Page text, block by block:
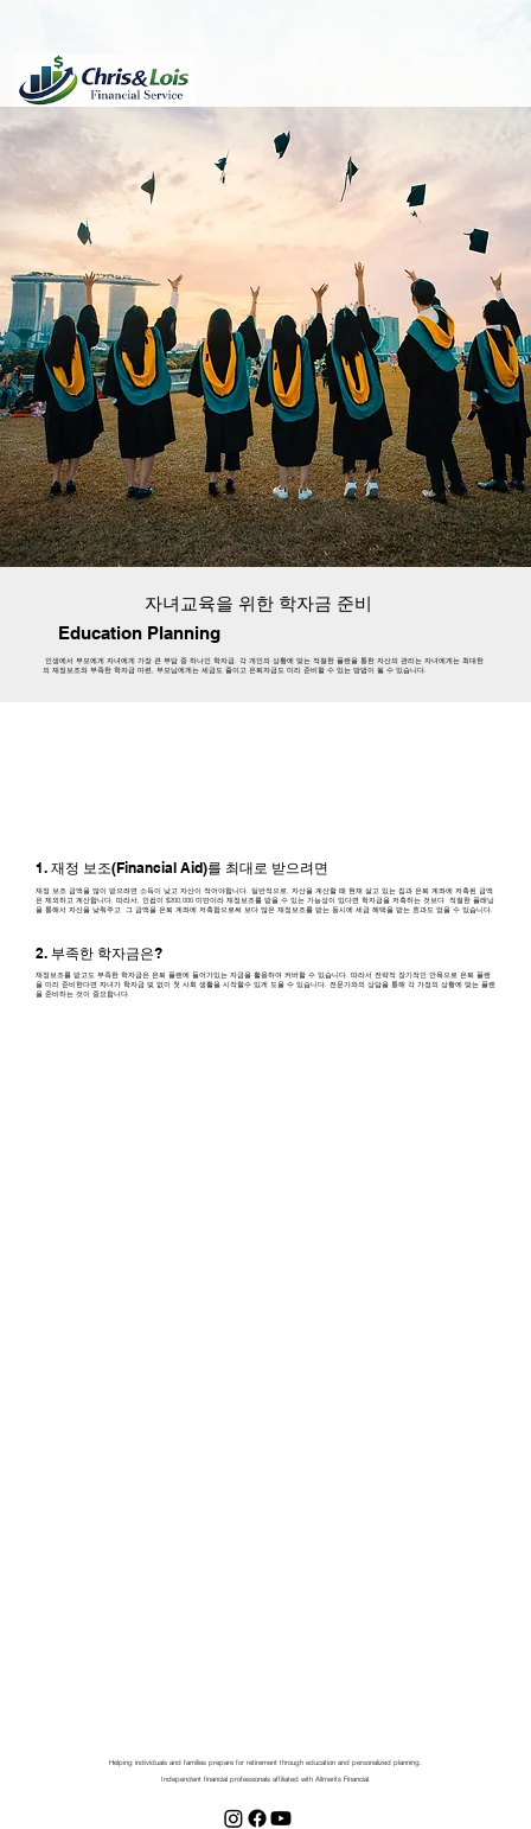
인생에서 부모에게 자녀에게 가장 큰 부담 중 하나인 학자금. 각 개인의 상황에 맞는 적절한 플랜을 통한 자산의 관리는 자녀에게는 최대한
의 재정보조와 부족한 학자금 마련, 부모님에게는 세금도 줄이고 은퇴자금도 미리 준비할 수 있는 방법이 될 수 있습니다.
Education Planning
자녀교육을 위한 학자금 준비
1. 재정 보조(Financial Aid)를 최대로 받으려면
재정 보조 금액을 많이 받으려면 소득이 낮고 자산이 적어야합니다. 일반적으로, 자산을 계산할 때 현재 살고 있는 집과 은퇴 계좌에 저축된 금액
은 제외하고 계산합니다. 따라서, 인컴이 $200,000 미만이라 재정보조를 받을 수 있는 가능성이 있다면 학자금을 저축하는 것보다 적절한 플래닝
을 통해서 자산을 낮춰주고 그 금액을 은퇴 계좌에 저축함으로써 보다 많은 재정보조를 받는 동시에 세금 헤택을 받는 효과도 얻을 수 있습니다.
재정보조를 받고도 부족한 학자금은 은퇴 플랜에 들어가있는 자금을 활용하여 커버할 수 있습니다. 따라서 전략적 장기적인 안목으로 은퇴 플랜
을 미리 준비한다면 자녀가 학자금 빚 없이 첫 사회 생활을 시작할수 있게 도울 수 있습니다. 전문가와의 상담을 통해 각 가정의 상황에 맞는 플랜
을 준비하는 것이 중요합니다.
2. 부족한 학자금은?
Helping individuals and families prepare for retirement through education and personalized planning.
Independent financial professionals affiliated with Allmerits Financial.